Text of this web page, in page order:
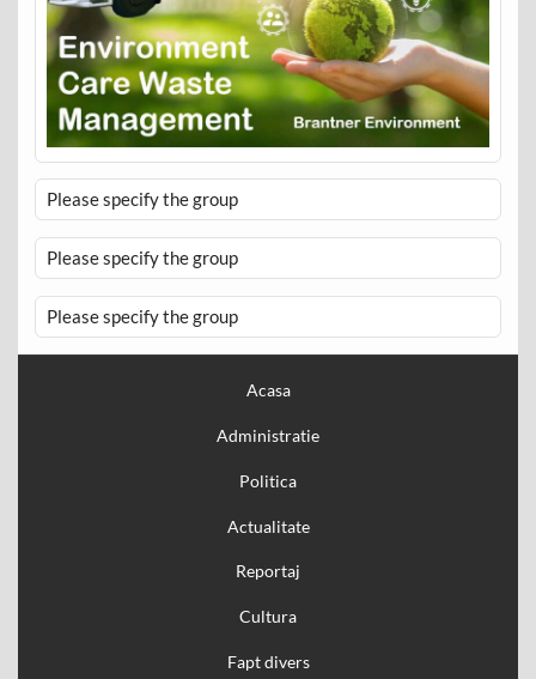
Please specify the group
Please specify the group
Please specify the group
Acasa
Administratie
Politica
Actualitate
Reportaj
Cultura
Fapt divers